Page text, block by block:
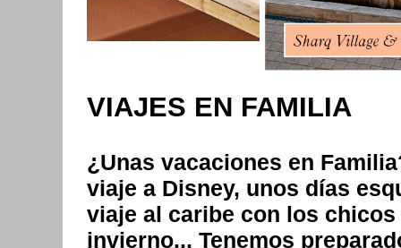
VIAJES EN FAMILIA
¿Unas vacaciones en
viaje a Disney, unos días
viaje al caribe con los
invierno... Tenemos